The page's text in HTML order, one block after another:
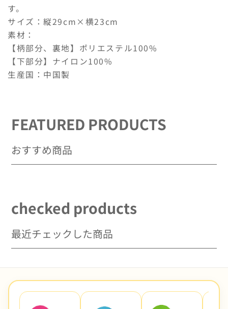
ズ
ケ
ー
ス
の
減
す
ズ
ー
ス
の
増
す
す。
サイズ：縦29cm×横23cm
素材：
【柄部分、裏地】ポリエステル100%
【下部分】ナイロン100%
生産国：中国製
FEATURED PRODUCTS
おすすめ商品
checked products
最近チェックした商品